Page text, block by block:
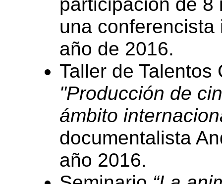
una
año de 2016.
Taller de Talentos
"Producción de
ámbito
documentalista
año 2016.